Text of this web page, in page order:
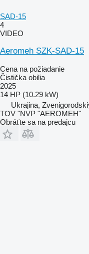
SAD-15
4
VIDEO
Aeromeh SZK-SAD-15
Cena na požiadanie
Čistička obilia
2025
14 HP (10.29 kW)
Ukrajina,
TOV "NVP "AEROMEH"
Obráťte sa na predajcu